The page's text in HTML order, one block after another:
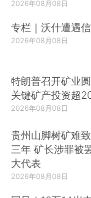
2026年08月08日
专栏｜沃什遭遇
2026年08月08日
特朗普召开矿业
关键矿产投资超
2026年08月08日
贵州山脚树矿难
三年 矿长涉罪被
大代表
2026年08月08日